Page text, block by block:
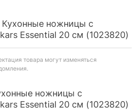
Кухонные ножницы с
Essential 20 см (1023820)
товара могут изменяться
ножницы с
Essential 20 см (1023820)